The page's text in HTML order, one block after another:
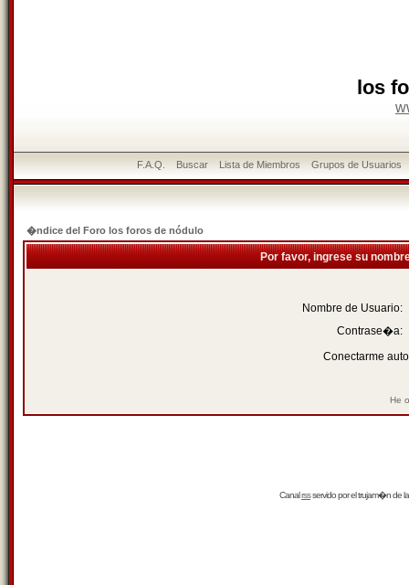
los
F.A.Q. Buscar Lista de Miembros Grupos de Usuarios
�ndice del Foro los foros de nódulo
Por favor, ingrese su
Nombre de Usuario:
Contrase�a:
Conectarme
He
Canalrssservido por eltrujam�nde